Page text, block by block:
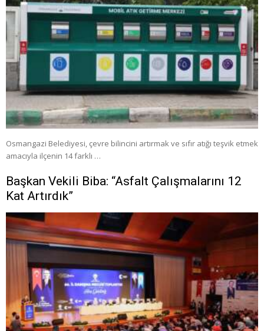
Osmangazi Belediyesi, çevre bilincini artırmak ve sıfır atığı teşvik etmek
amacıyla ilçenin 14 farklı …
Başkan Vekili Biba: “Asfalt Çalışmalarını 12
Kat Artırdık”